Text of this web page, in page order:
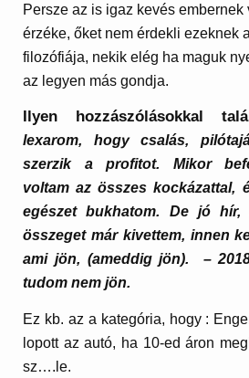
Persze az is igaz kevés embernek
érzéke, őket nem érdekli ezeknek
filozófiája, nekik elég ha maguk
az legyen más gondja.
Ilyen hozzászólásokkal
lexarom, hogy csalás,
szerzik a profitot. Mikor
voltam az összes kockázattal,
egészet bukhatom. De jó hír,
összeget már kivettem, innen
ami jön, (ameddig jön). –
tudom nem jön.
Ez kb. az a kategória, hogy :
lopott az autó, ha 10-ed áron
sz….le.